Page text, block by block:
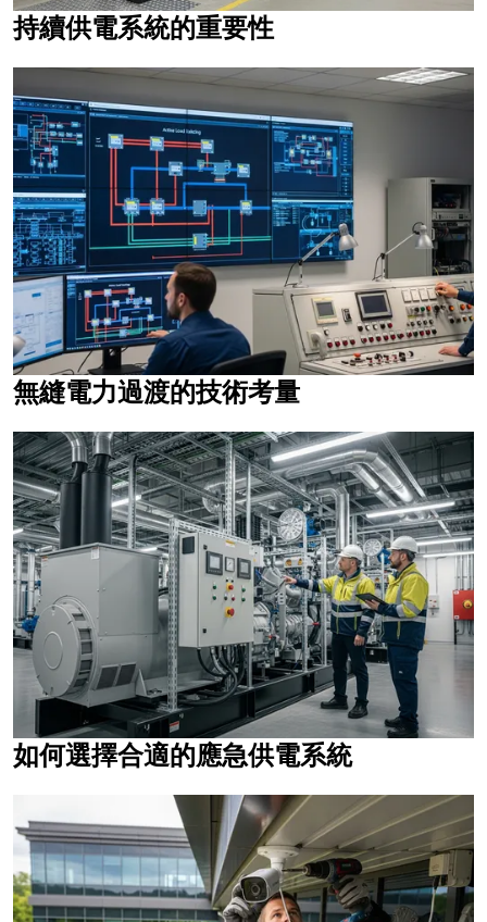
持續供電系統的重要性
無縫電力過渡的技術考量
如何選擇合適的應急供電系統